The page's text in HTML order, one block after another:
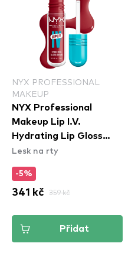
NYX PROFESSIONAL
MAKEUP
NYX Professional
Makeup Lip I.V.
Hydrating Lip Gloss
Stain - 10 Berry Thirsty
Lesk na rty
-5%
341 kč 359 kč
Přidat